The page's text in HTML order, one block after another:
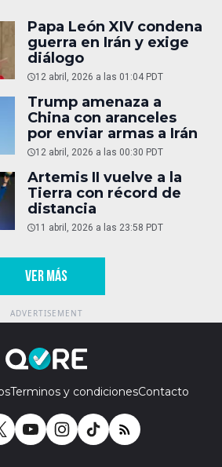
Papa León XIV condena
guerra en Irán y exige
diálogo
12 abril, 2026 a las 01:04 PDT
Trump amenaza a
China con aranceles
por enviar armas a Irán
12 abril, 2026 a las 00:30 PDT
Artemis II vuelve a la
Tierra con récord de
distancia
11 abril, 2026 a las 23:58 PDT
VER MÁS
Terminos y condicionesContacto